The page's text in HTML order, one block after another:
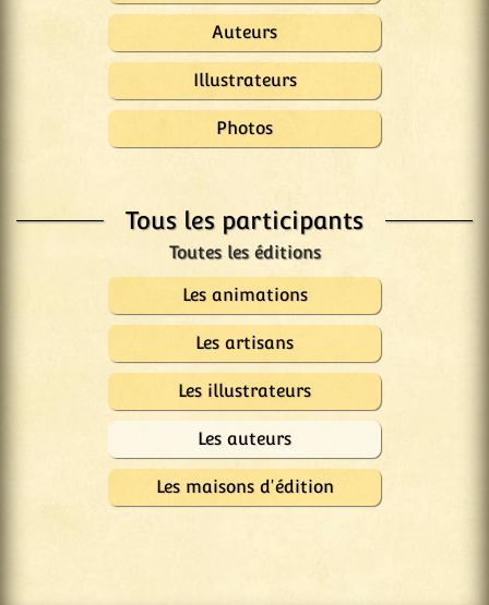
Auteurs
Illustrateurs
Photos
Tous les participants
Les animations
Les artisans
Les illustrateurs
Les auteurs
Les maisons d'édition